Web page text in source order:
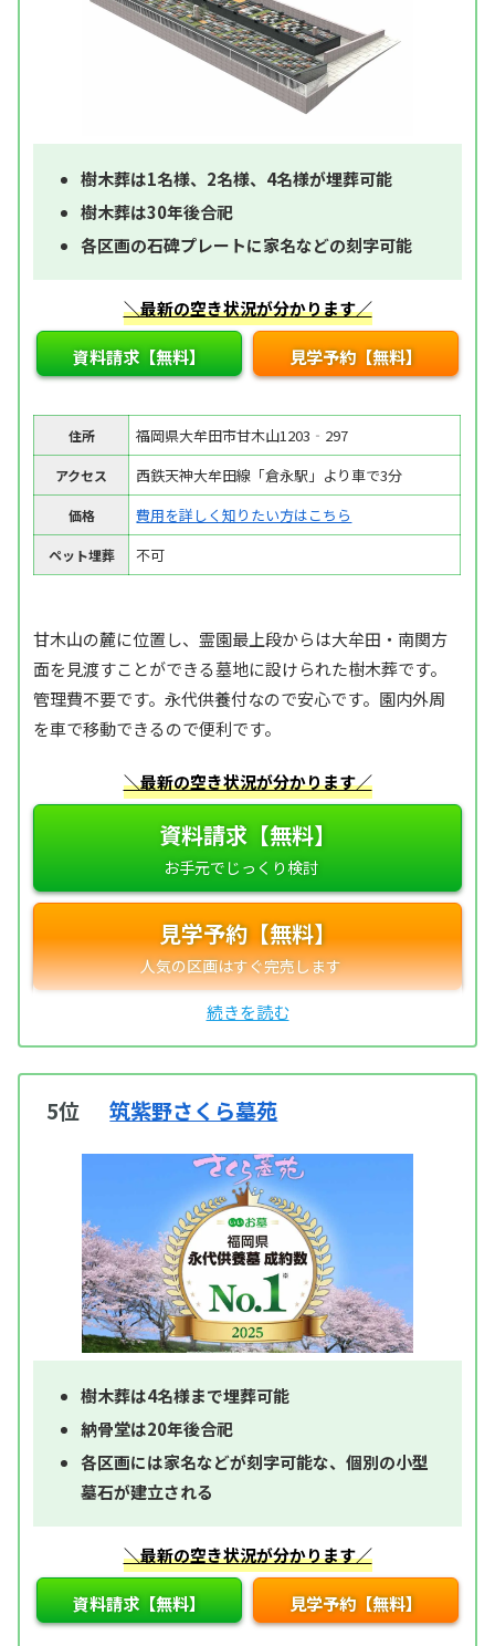
樹木葬は1名様、2名様、4名様が埋葬可能
樹木葬は30年後合祀
各区画の石碑プレートに家名などの刻字可能
＼最新の空き状況が分かります／
資料請求【無料】 見学予約【無料】
住所 福岡県大牟田市甘木山1203‐297
アクセス 西鉄天神大牟田線「倉永駅」より車で3分
価格 費用を詳しく知りたい方はこちら
ペット埋葬 不可
甘木山の麓に位置し、霊園最上段からは大牟田・南関方
面を見渡すことができる墓地に設けられた樹木葬です。
管理費不要です。永代供養付なので安心です。園内外周
を車で移動できるので便利です。
＼最新の空き状況が分かります／
資料請求【無料】
見学予約【無料】
5位 筑紫野さくら墓苑
樹木葬は4名様まで埋葬可能
納骨堂は20年後合祀
各区画には家名などが刻字可能な、個別の小型
墓石が建立される
＼最新の空き状況が分かります／
資料請求【無料】 見学予約【無料】